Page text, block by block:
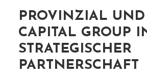
PROVINZIAL
CAPITAL GROUP
STRATEGISCHER
PARTNERSCHAFT